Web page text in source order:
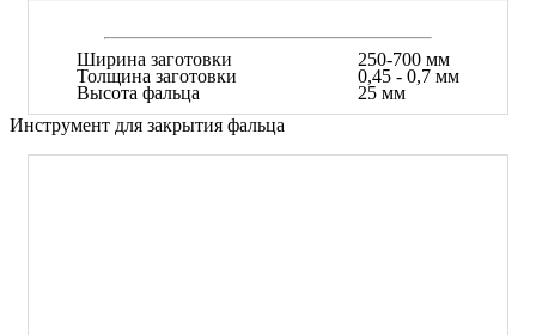
Ширина заготовки
Толщина заготовки
Высота фальца
250-700 мм
0,45 - 0,7 мм
25 мм
Инструмент для закрытия фальца